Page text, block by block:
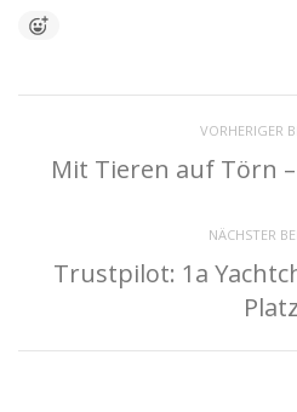
VORHERIGER
Mit Tieren auf Törn
NÄCHSTER
Trustpilot: 1a
Platz